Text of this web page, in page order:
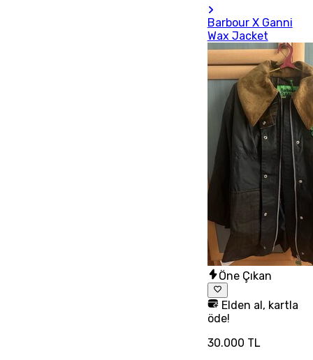
Barbour X Ganni
Wax Jacket
Öne Çıkan
Elden al, kartla
öde!
30.000 TL